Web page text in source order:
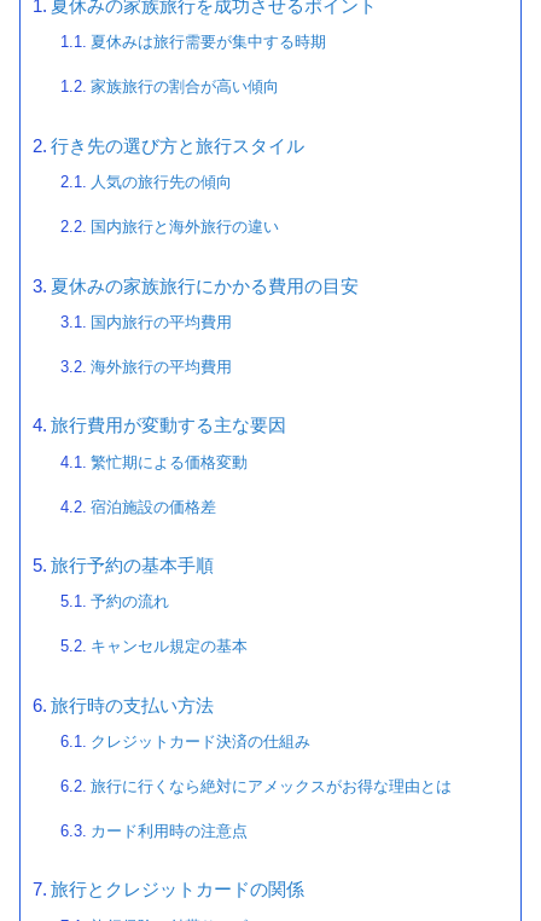
夏休みの家族旅行を成功させるポイント
夏休みは旅行需要が集中する時期
家族旅行の割合が高い傾向
行き先の選び方と旅行スタイル
人気の旅行先の傾向
国内旅行と海外旅行の違い
夏休みの家族旅行にかかる費用の目安
国内旅行の平均費用
海外旅行の平均費用
旅行費用が変動する主な要因
繁忙期による価格変動
宿泊施設の価格差
旅行予約の基本手順
予約の流れ
キャンセル規定の基本
旅行時の支払い方法
クレジットカード決済の仕組み
旅行に行くなら絶対にアメックスがお得な理由とは
カード利用時の注意点
旅行とクレジットカードの関係